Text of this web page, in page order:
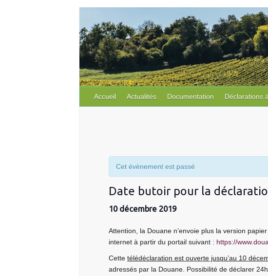
Accueil Actualités Documentation Déclarations
Cet évènement est passé
Date butoir pour la
10 décembre 2019
Attention, la Douane n’envoie plus la version
internet à partir du portail suivant : https://
Cette télédéclaration est ouverte jusqu’au 10
adressés par la Douane. Possibilité de déclarer